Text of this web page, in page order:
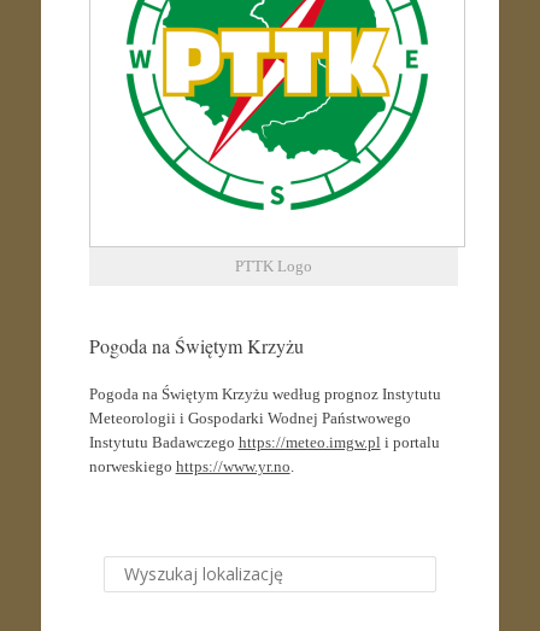
PTTK Logo
Pogoda na Świętym Krzyżu
Pogoda na Świętym Krzyżu według prognoz Instytutu
Meteorologii i Gospodarki Wodnej Państwowego
Instytutu Badawczego https://meteo.imgw.pl i portalu
norweskiego https://www.yr.no.